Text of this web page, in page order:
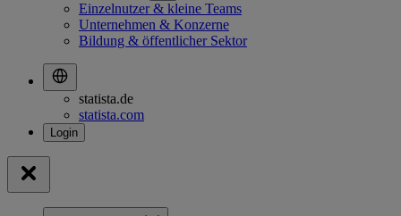
Einzelnutzer & kleine Teams
Unternehmen & Konzerne
Bildung & öffentlicher Sektor
statista.de
statista.com